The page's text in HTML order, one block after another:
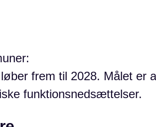
frem til 2028. Målet er
funktionsnedsættelser.